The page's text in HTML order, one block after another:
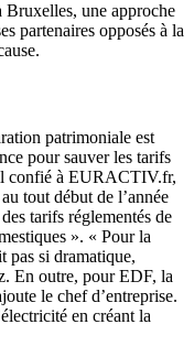
Bruxelles, une approche
partenaires opposés à la
patrimoniale est
pour sauver les tarifs
confié à EURACTIV.fr,
tout début de l’année
tarifs réglementés de
». « Pour la
pas si dramatique,
En outre, pour EDF, la
le chef d’entreprise.
en créant la